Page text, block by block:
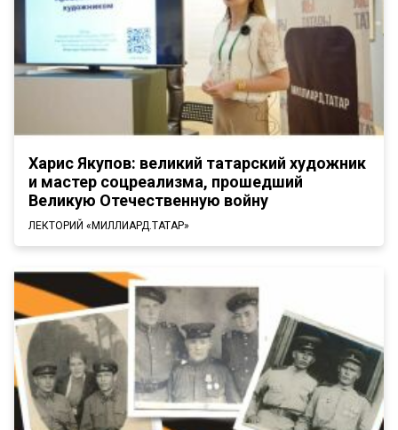
Харис Якупов: великий татарский художник
и мастер соцреализма, прошедший
Великую Отечественную войну
ЛЕКТОРИЙ «МИЛЛИАРД.ТАТАР»